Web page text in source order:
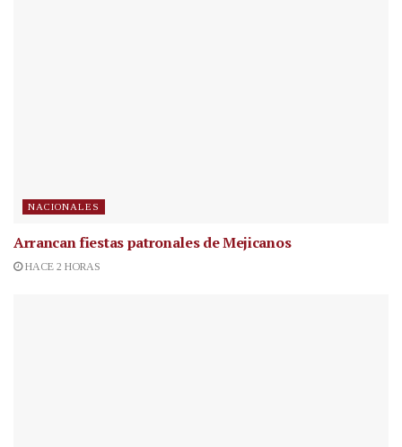
NACIONALES
Arrancan fiestas patronales de Mejicanos
HACE 2 HORAS